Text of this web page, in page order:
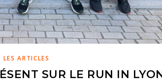
LES ARTICLES
SUR LE RUN IN